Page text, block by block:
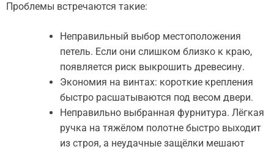
Проблемы встречаются такие:
Неправильный выбор местоположения
петель. Если они слишком близко к краю,
появляется риск выкрошить древесину.
Экономия на винтах: короткие крепления
быстро расшатываются под весом двери.
Неправильно выбранная фурнитура. Лёгкая
ручка на тяжёлом полотне быстро выходит
из строя, а неудачные защёлки мешают